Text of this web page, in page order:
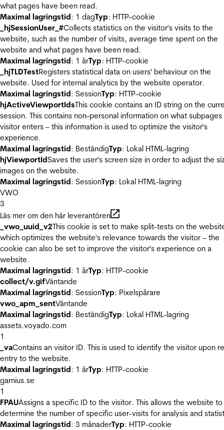
what pages have been read.
Maximal lagringstid: 1 dagTyp: HTTP-cookie
_hjSessionUser_#Collects statistics on the visitor's visits to the
website, such as the number of visits, average time spent on the
website and what pages have been read.
Maximal lagringstid: 1 årTyp: HTTP-cookie
_hjTLDTestRegisters statistical data on users' behaviour on the
website. Used for internal analytics by the website operator.
Maximal lagringstid: SessionTyp: HTTP-cookie
hjActiveViewportIdsThis cookie contains an ID string on the
session. This contains non-personal information on what
visitor enters – this information is used to optimize the visitor's
experience.
Maximal lagringstid: BeständigTyp: Lokal HTML-lagring
hjViewportIdSaves the user's screen size in order to adjust the
images on the website.
Maximal lagringstid: SessionTyp: Lokal HTML-lagring
VWO
3
Läs mer om den här leverantören
_vwo_uuid_v2This cookie is set to make split-tests on the
which optimizes the website's relevance towards the visitor – the
cookie can also be set to improve the visitor's experience on a
website.
Maximal lagringstid: 1 årTyp: HTTP-cookie
collect/v.gifVäntande
Maximal lagringstid: SessionTyp: Pixelspårare
vwo_apm_sentVäntande
Maximal lagringstid: BeständigTyp: Lokal HTML-lagring
assets.voyado.com
1
_vaContains an visitor ID. This is used to identify the visitor upon
entry to the website.
Maximal lagringstid: 1 årTyp: HTTP-cookie
garnius.se
1
FPAUAssigns a specific ID to the visitor. This allows the website to
determine the number of specific user-visits for analysis and
Maximal lagringstid: 3 månaderTyp: HTTP-cookie